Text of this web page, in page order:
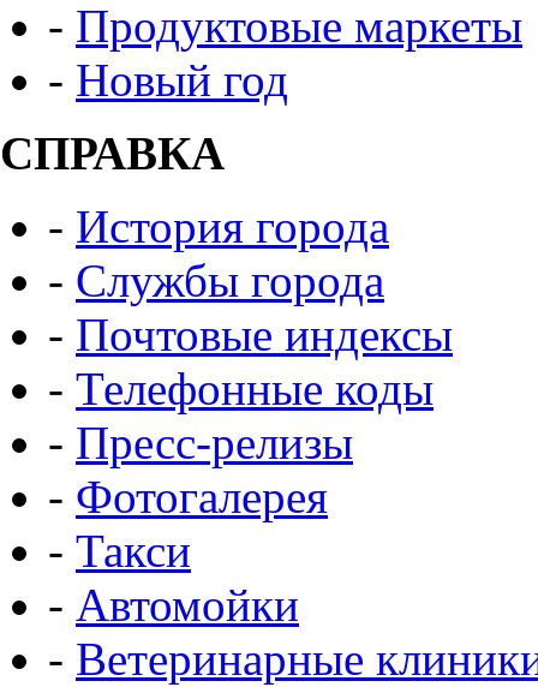
- Продуктовые маркеты
- Новый год
СПРАВКА
- История города
- Службы города
- Почтовые индексы
- Телефонные коды
- Пресс-релизы
- Фотогалерея
- Такси
- Автомойки
- Ветеринарные